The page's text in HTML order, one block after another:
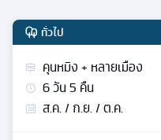
ทั่วไป
คุนหมิง + หลายเมือง
6วัน5 คืน
ส.ค. / ก.ย. / ต.ค.